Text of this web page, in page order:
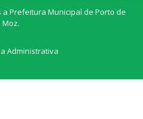
Prefeitura Municipal de Porto de
Moz.
Administrativa